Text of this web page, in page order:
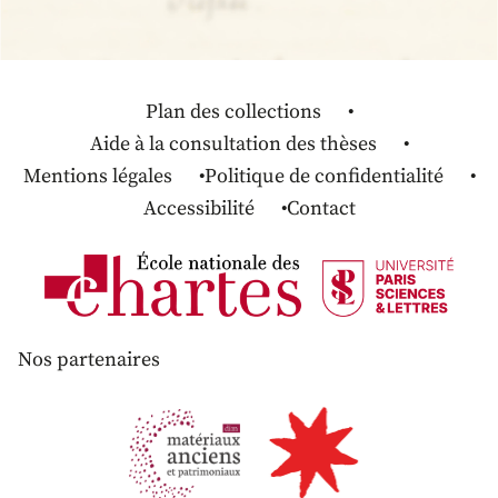
Plan des collections
Aide à la consultation des thèses
Mentions légales
Politique de confidentialité
Accessibilité
Contact
Nos partenaires